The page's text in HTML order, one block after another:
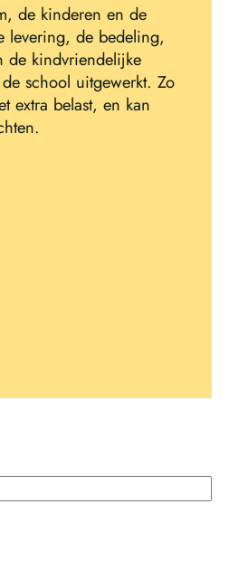
de kinderen en de
levering, de bedeling,
de kindvriendelijke
school uitgewerkt. Zo
extra belast, en kan